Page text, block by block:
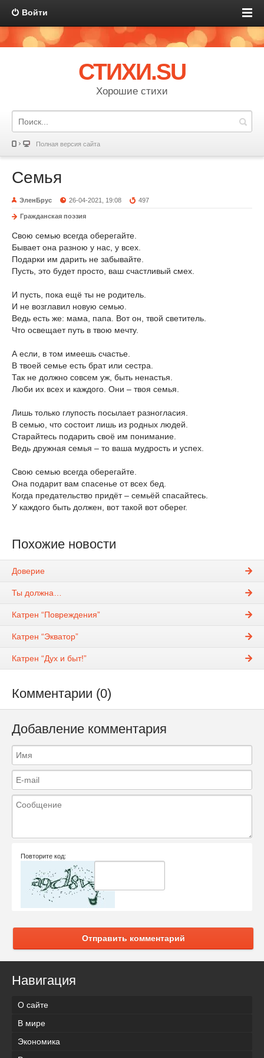
Войти
СТИХИ.SU
Хорошие стихи
Полная версия сайта
Семья
ЭленБрус 26-04-2021, 19:08 497
Гражданская поэзия
Свою семью всегда оберегайте.
Бывает она разною у нас, у всех.
Подарки им дарить не забывайте.
Пусть, это будет просто, ваш счастливый смех.
И пусть, пока ещё ты не родитель.
И не возглавил новую семью.
Ведь есть же: мама, папа. Вот он, твой светитель.
Что освещает путь в твою мечту.
А если, в том имеешь счастье.
В твоей семье есть брат или сестра.
Так не должно совсем уж, быть ненастья.
Люби их всех и каждого. Они – твоя семья.
Лишь только глупость посылает разногласия.
В семью, что состоит лишь из родных людей.
Старайтесь подарить своё им понимание.
Ведь дружная семья – то ваша мудрость и успех.
Свою семью всегда оберегайте.
Она подарит вам спасенье от всех бед.
Когда предательство придёт – семьёй спасайтесь.
У каждого быть должен, вот такой вот оберег.
Похожие новости
Доверие
Ты должна…
Катрен “Повреждения”
Катрен “Экватор”
Катрен “Дух и быт!”
Комментарии (0)
Добавление комментария
Повторите код:
Отправить комментарий
Навигация
О сайте
В мире
Экономика